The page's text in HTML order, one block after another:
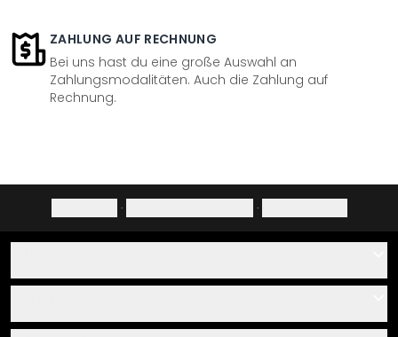
ZAHLUNG AUF RECHNUNG
Bei uns hast du eine große Auswahl an
Zahlungsmodalitäten. Auch die Zahlung auf
Rechnung.
· ·
Über uns